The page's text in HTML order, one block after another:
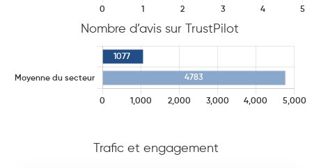
Nombre d’avis sur TrustPilot
Trafic et engagement